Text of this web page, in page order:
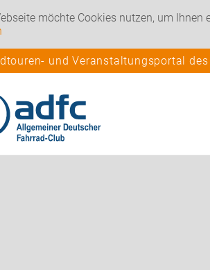
möchte Cookies nutzen, um
und Veranstaltungsportal des